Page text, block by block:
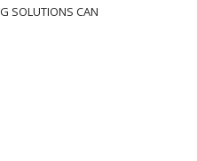
SOLUTIONS CAN